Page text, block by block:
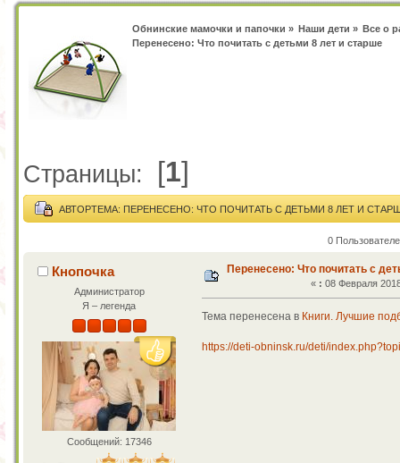
Обнинские мамочки и папочки » Наши дети » Все о
Перенесено: Что почитать с детьми 8 лет и старше
Страницы: [1]
АВТОРТЕМА: ПЕРЕНЕСЕНО: ЧТО ПОЧИТАТЬ С ДЕТЬМИ 8 ЛЕТ И
0
Кнопочка
Администратор
Я – легенда
Сообщений: 17346
Перенесено: Что почитать с
« : 08 Февраля
Тема перенесена в Книги. Лучшие
https://deti-obninsk.ru/deti/